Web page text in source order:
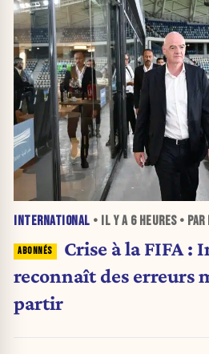
INTERNATIONAL • IL Y A 6 HEURES• PAR
Crise à la FIFA :
reconnaît des erreurs
partir